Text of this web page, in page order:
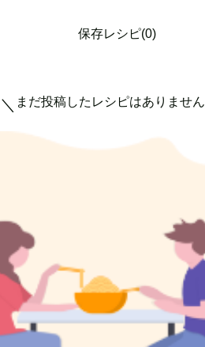
保存レシピ(0)
＼ まだ投稿したレシピはありません